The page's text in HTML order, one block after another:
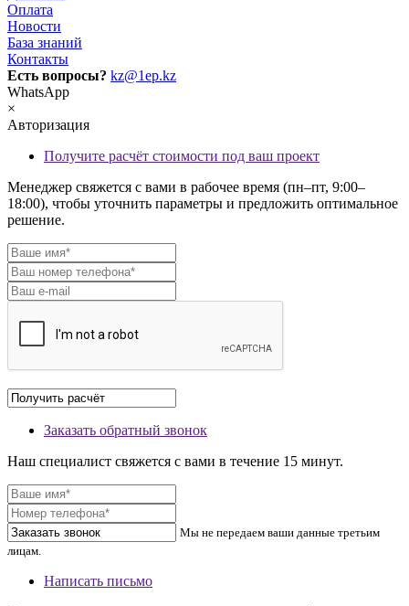
Оплата
Новости
База знаний
Контакты
Есть вопросы? kz@1ep.kz
WhatsApp
×
Авторизация
Получите расчёт стоимости под ваш проект
Менеджер свяжется с вами в рабочее время (пн–пт, 9:00–
18:00), чтобы уточнить параметры и предложить оптимальное
решение.
Заказать обратный звонок
Наш специалист свяжется с вами в течение 15 минут.
Мы не передаем ваши данные третьим
лицам.
Написать письмо